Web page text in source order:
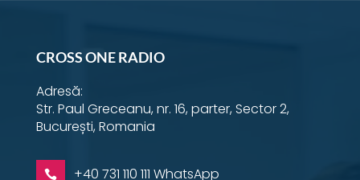
CROSS ONE RADIO
Adresă:
Str. Paul Greceanu, nr. 16, parter, Sector 2,
București, Romania
 +40 731 110 111 WhatsApp